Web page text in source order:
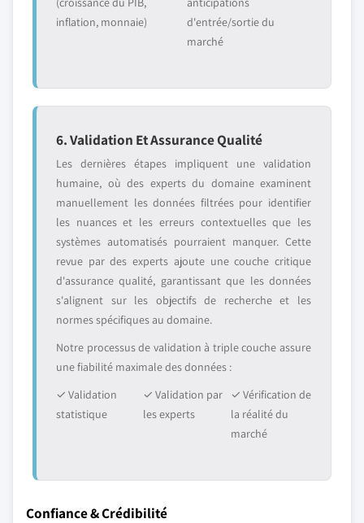
inflation, monnaie)
d'entrée/sortie du
marché
6. Validation Et Assurance Qualité
Les dernières étapes impliquent une validation
humaine, où des experts du domaine examinent
manuellement les données filtrées pour identifier
les nuances et les erreurs contextuelles que les
systèmes automatisés pourraient manquer. Cette
revue par des experts ajoute une couche critique
d'assurance qualité, garantissant que les données
s'alignent sur les objectifs de recherche et les
normes spécifiques au domaine.
Notre processus de validation à triple couche assure
une fiabilité maximale des données :
✓ Validation
statistique
✓ Validation par
les experts
✓ Vérification de
la réalité du
marché
Confiance & Crédibilité